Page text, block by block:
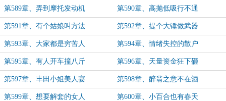
第589章、弄到摩托发动机 第590章、高抛低吸行不通
第591章、有个姑娘叫方法 第592章、提个大锤做武器
第593章、大家都是穷苦人 第594章、情绪失控的散户
第595章、有人开车撞八斤 第596章、天量资金狂下砸
第597章、丰田小姐美人宴 第598章、醉翁之意不在酒
第599章、想要解套的女人 第600章、小百合也有春天